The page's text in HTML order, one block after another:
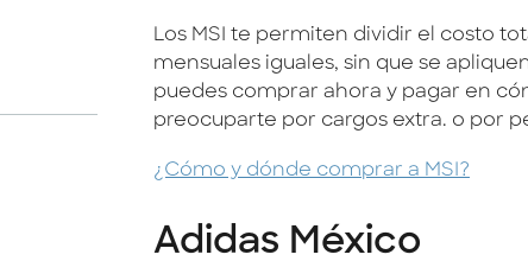
Los MSI te permiten dividir el costo
mensuales iguales, sin que se
puedes comprar ahora y pagar en
preocuparte por cargos extra. o por
¿Cómo y dónde comprar a MSI?
Adidas México